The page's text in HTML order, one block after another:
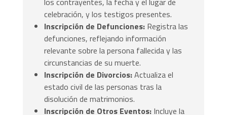
celebración, y los testigos presentes.
Inscripción de Defunciones: Registra las
defunciones, reflejando información
relevante sobre la persona fallecida y las
circunstancias de su muerte.
Inscripción de Divorcios:Actualiza el
estado civil de las personas tras la
disolución de matrimonios.
Inscripción de Otros Eventos: Incluye la